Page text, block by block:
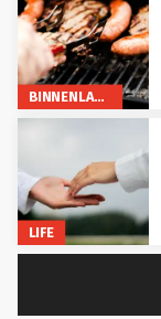
BINNENLAND
LIFE